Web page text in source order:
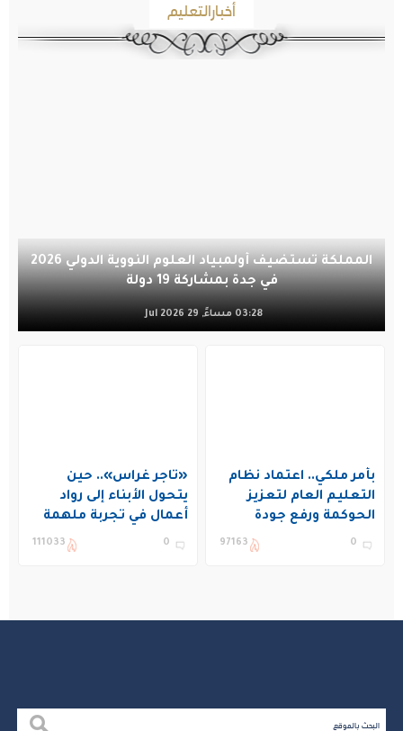
أخبارالتعليم
المملكة تستضيف أولمبياد العلوم النووية الدولي 2026
في جدة بمشاركة 19 دولة
03:28 مساءً, 29 Jul 2026
بأمر ملكي.. اعتماد نظام
التعليم العام لتعزيز
الحوكمة ورفع جودة
التعليم في المملكة
0
97163
«تاجر غراس».. حين
يتحول الأبناء إلى رواد
أعمال في تجربة ملهمة
بنادي غراس الصيفي
0
111033